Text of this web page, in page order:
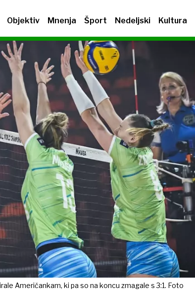
Objektiv Mnenja Šport Nedeljski Kultura
Američankam, ki pa so na koncu zmagale s 3:1. Foto